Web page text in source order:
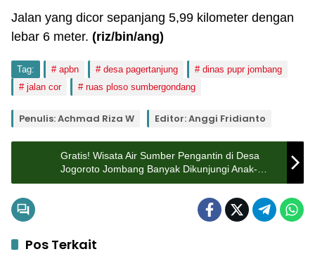
Jalan yang dicor sepanjang 5,99 kilometer dengan
lebar 6 meter. (riz/bin/ang)
Tag: apbn desa pagertanjung
dinas pupr jombang
jalan cor
ruas ploso sumbergondang
Penulis: Achmad Riza W Editor: Anggi Fridianto
Gratis! Wisata Air Sumber Pengantin di Desa
Jogoroto Jombang Banyak Dikunjungi Anak-
anak, Begini Kondisinya
Pos Terkait
Pemerintahan